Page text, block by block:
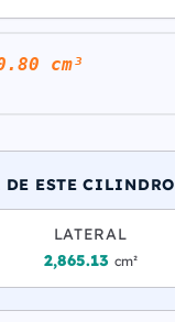
cm³
DE ESTE CILINDRO
LATERAL
2,865.13 cm²